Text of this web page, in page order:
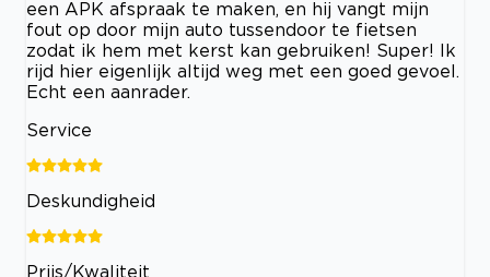
een APK afspraak te maken, en hij vangt mijn
fout op door mijn auto tussendoor te fietsen
zodat ik hem met kerst kan gebruiken! Super! Ik
rijd hier eigenlijk altijd weg met een goed gevoel.
Echt een aanrader.
Service
Deskundigheid
Prijs/Kwaliteit